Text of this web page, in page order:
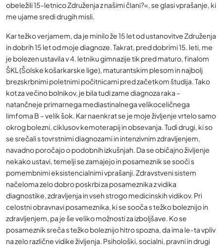
obeležili 15-letnico Združenja z našimi člani?«, se glasi vprašanje, ki
me ujame sredi drugih misli.
Kar težko verjamem, da je minilo že 15 let od ustanovitve Združenja
in dobrih 15 let od moje diagnoze. Takrat, pred dobrimi 15. leti, me
je bolezen ustavila v 4. letniku gimnazije tik pred maturo, finalom
ŠKL (Šolske košarkarske lige), maturantskim plesom in najbolj
brezskrbnimi poletnimi počitnicami pred začetkom študija. Tako
kot za večino bolnikov, je bila tudi zame diagnoza raka –
natančneje primarnega mediastinalnega velikoceličnega
limfoma B – velik šok. Kar naenkrat se je moje življenje vrtelo samo
okrog bolezni, ciklusov kemoterapij in obsevanja. Tudi drugi, ki so
se srečali s tovrstnimi diagnozami in intenzivnim zdravljenjem,
navadno poročajo o podobnih izkušnjah. Da se običajno življenje
nekako ustavi, temelji se zamajejo in posameznik se sooči s
pomembnimi eksistencialnimi vprašanji. Zdravstveni sistem
načeloma zelo dobro poskrbi za posameznika z vidika
diagnostike, zdravljenja in vseh strogo medicinskih vidikov. Pri
celostni obravnavi posameznika, ki se sooča s težko boleznijo in
zdravljenjem, pa je še veliko možnosti za izboljšave. Ko se
posameznik sreča s težko boleznijo hitro spozna, da ima le-ta vpliv
na zelo različne vidike življenja. Psihološki, socialni, pravni in drugi